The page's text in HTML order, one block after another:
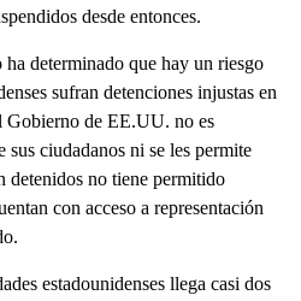
desde entonces.
determinado que hay un riesgo
sufran detenciones injustas en
Gobierno de EE.UU. no es
ciudadanos ni se les permite
detenidos no tiene permitido
con acceso a representación
estadounidenses llega casi dos